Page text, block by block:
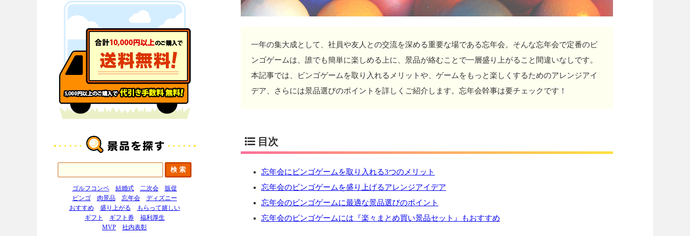
ゴルフコンペ 結婚式 二次会
販促
ビンゴ
肉景品 忘年会
ディズニー
おすすめ
盛り上がる
もらって嬉しい
ギフト
ギフト券
福利厚生
MVP
社内表彰
一年の集大成として、社員や友人との交流を深める重要な場である忘年会。そんな忘年会で定番のビ
ンゴゲームは、誰でも簡単に楽しめる上に、景品が絡むことで一層盛り上がること間違いなしです。
本記事では、ビンゴゲームを取り入れるメリットや、ゲームをもっと楽しくするためのアレンジアイ
デア、さらには景品選びのポイントを詳しくご紹介します。忘年会幹事は要チェックです！
目次
忘年会にビンゴゲームを取り入れる3つのメリット
忘年会のビンゴゲームを盛り上げるアレンジアイデア
忘年会のビンゴゲームに最適な景品選びのポイント
忘年会のビンゴゲームには『楽々まとめ買い景品セット』もおすすめ